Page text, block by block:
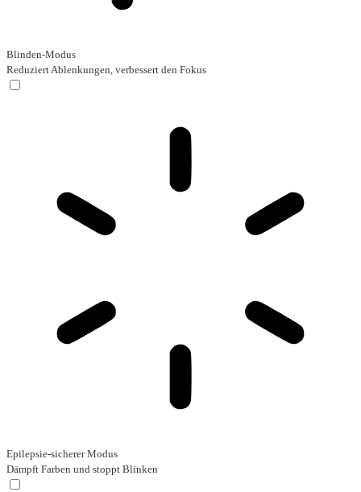
Blinden-Modus
Reduziert Ablenkungen, verbessert den Fokus
Epilepsie-sicherer Modus
Dämpft Farben und stoppt Blinken